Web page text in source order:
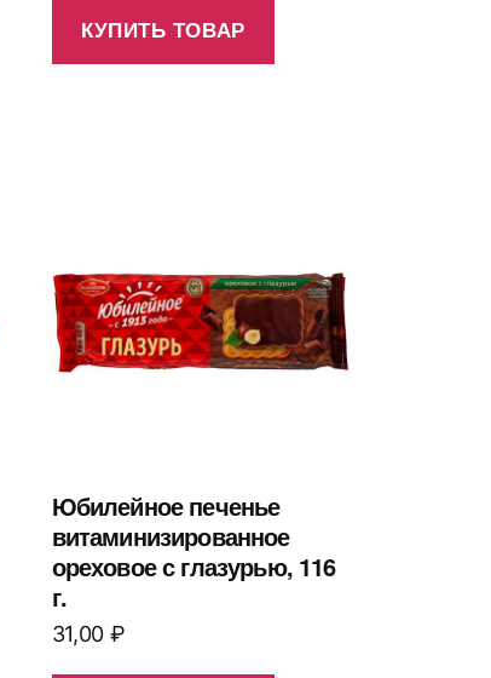
КУПИТЬ ТОВАР
Юбилейное печенье
витаминизированное
ореховое с глазурью, 116
г.
31,00 ₽